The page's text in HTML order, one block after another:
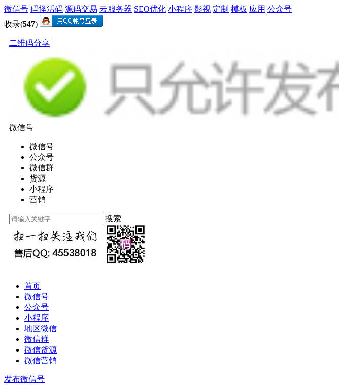
微信号 码怪活码 源码交易 云服务器 SEO优化 小程序 影视 定制 模板 应用 公众号
收录(547)
二维码分享
微信号
微信号
公众号
微信群
货源
小程序
营销
搜索
首页
微信号
公众号
小程序
地区微信
微信群
微信货源
微信营销
发布微信号